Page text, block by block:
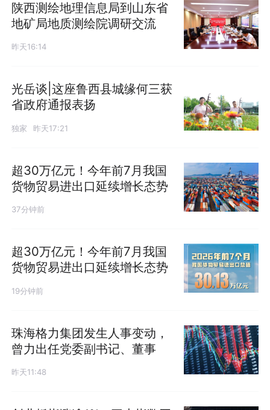
陕西测绘地理信息局到山东省
地矿局地质测绘院调研交流
昨天16:14
光岳谈|这座鲁西县城缘何三获
省政府通报表扬
独家 昨天17:21
超30万亿元！今年前7月我国
货物贸易进出口延续增长态势
37分钟前
超30万亿元！今年前7月我国
货物贸易进出口延续增长态势
19分钟前
珠海格力集团发生人事变动，
曾力出任党委副书记、董事
昨天11:48